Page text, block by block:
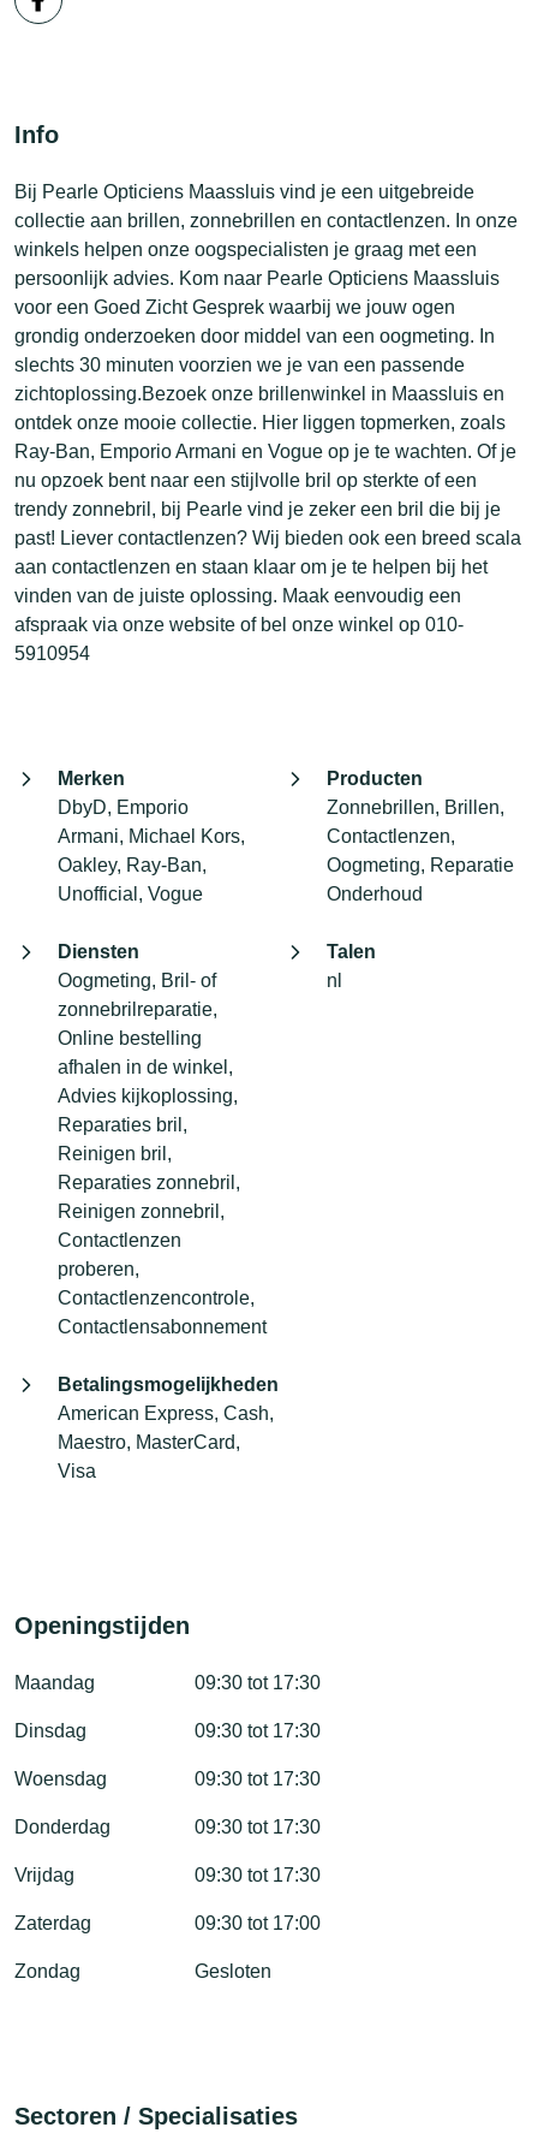
Info
Bij Pearle Opticiens Maassluis vind je een uitgebreide
collectie aan brillen, zonnebrillen en contactlenzen. In onze
winkels helpen onze oogspecialisten je graag met een
persoonlijk advies. Kom naar Pearle Opticiens Maassluis
voor een Goed Zicht Gesprek waarbij we jouw ogen
grondig onderzoeken door middel van een oogmeting. In
slechts 30 minuten voorzien we je van een passende
zichtoplossing.Bezoek onze brillenwinkel in Maassluis en
ontdek onze mooie collectie. Hier liggen topmerken, zoals
Ray-Ban, Emporio Armani en Vogue op je te wachten. Of je
nu opzoek bent naar een stijlvolle bril op sterkte of een
trendy zonnebril, bij Pearle vind je zeker een bril die bij je
past! Liever contactlenzen? Wij bieden ook een breed scala
aan contactlenzen en staan klaar om je te helpen bij het
vinden van de juiste oplossing. Maak eenvoudig een
afspraak via onze website of bel onze winkel op 010-
5910954
Merken
DbyD, Emporio
Armani, Michael Kors,
Oakley, Ray-Ban,
Unofficial, Vogue
Producten
Zonnebrillen, Brillen,
Contactlenzen,
Oogmeting, Reparatie
Onderhoud
Diensten
Oogmeting, Bril- of
zonnebrilreparatie,
Online bestelling
afhalen in de winkel,
Advies kijkoplossing,
Reparaties bril,
Reinigen bril,
Reparaties zonnebril,
Reinigen zonnebril,
Contactlenzen
proberen,
Contactlenzencontrole,
Contactlensabonnement
Talen
nl
Betalingsmogelijkheden
American Express, Cash,
Maestro, MasterCard,
Visa
Openingstijden
Maandag 09:30 tot 17:30
Dinsdag 09:30 tot 17:30
Woensdag 09:30 tot 17:30
Donderdag 09:30 tot 17:30
Vrijdag 09:30 tot 17:30
Zaterdag 09:30 tot 17:00
Zondag Gesloten
Sectoren / Specialisaties